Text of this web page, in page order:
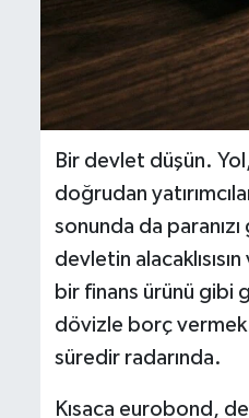
Bir devlet düşün.
doğrudan
sonunda da
devletin
bir finans ürünü gibi
dövizle borç
süredir radarında.
Kısaca eurobond,